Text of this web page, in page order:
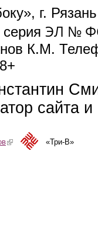
г.
ЭЛ №
К.М.
e-mail)
сайта
(link is external)«Три-В»